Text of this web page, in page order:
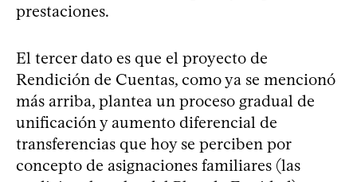
prestaciones.
El tercer dato es que el proyecto de
Rendición de Cuentas, como ya se mencionó
más arriba, plantea un proceso gradual de
unificación y aumento diferencial de
transferencias que hoy se perciben por
concepto de asignaciones familiares (las